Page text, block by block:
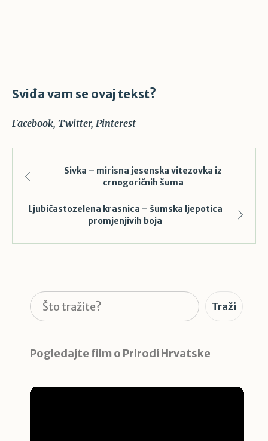
Sviđa vam se ovaj tekst?
Facebook Twitter Pinterest
Sivka – mirisna jesenska vitezovka iz
crnogoričnih šuma
Ljubičastozelena krasnica – šumska ljepotica
promjenjivih boja
Pretraga Traži
Pogledajte film o Prirodi Hrvatske